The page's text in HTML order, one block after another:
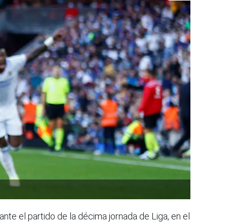
el partido de la décima jornada de Liga, en el